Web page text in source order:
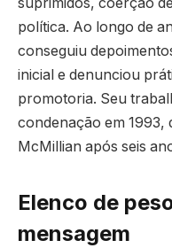
política. Ao longo de
conseguiu
inicial e denunciou
promotoria. Seu
condenação em 1993,
McMillian após seis
Elenco de
mensagem